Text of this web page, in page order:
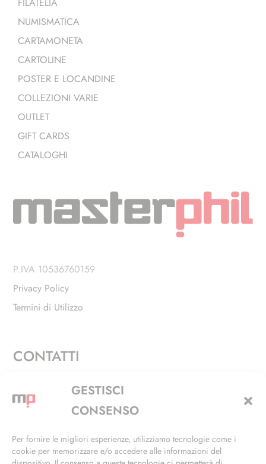
GESTISCI
CONSENSO
Per fornire le migliori esperienze, utilizziamo tecnologie come i
cookie per memorizzare e/o accedere alle informazioni del
NUMISMATICA
CARTAMONETA
CARTOLINE
POSTER E LOCANDINE
COLLEZIONI VARIE
OUTLET
GIFT CARDS
CATALOGHI
P.IVA 10536760159
Privacy Policy
Termini di Utilizzo
CONTATTI
Via Alfieri, 27 - Trezzano Sul Naviglio (MI)
+39 02 4846 3155
info@masterphil.it